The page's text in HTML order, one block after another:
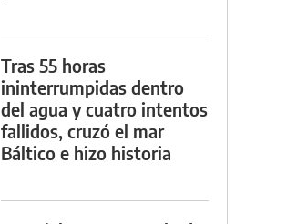
Tras 55 horas
ininterrumpidas dentro
del agua y cuatro intentos
fallidos, cruzó el mar
Báltico e hizo historia